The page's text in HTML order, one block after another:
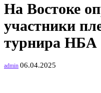
На Востоке
участники
турнира НБА
admin 06.04.2025